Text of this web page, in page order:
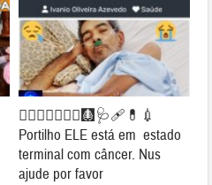
👉🏻😢🙌🏻😱😪🩻🩺🩹💊💉
Portilho ELE está em estado
terminal com câncer. Nus
ajude por favor